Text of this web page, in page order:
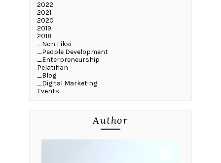
2022
2021
2020
2019
2018
_Non Fiksi
_People Development
_Enterpreneurship
Pelatihan
_Blog
_Digital Marketing
Events
Author